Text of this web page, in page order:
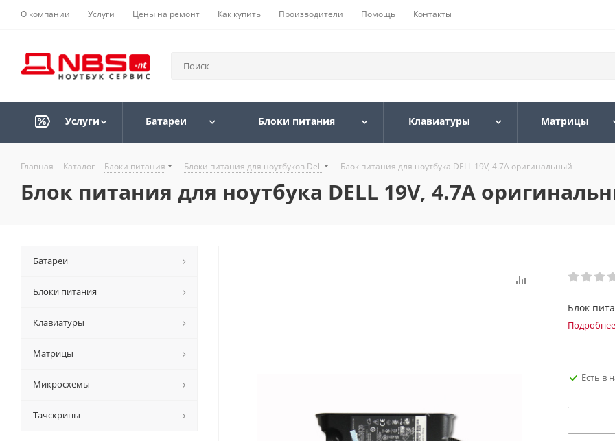
О компании Услуги Цены на ремонт Как купить Производители Помощь Контакты
Услуги Батареи Блоки питания Клавиатуры Матрицы
Главная - Каталог - Блоки питания - Блоки питания для ноутбуков Dell - Блок питания для ноутбука DELL 19V, 4.7A оригинальный
Блок питания для ноутбука DELL 19V, 4.7A
Блок
Подробнее
Есть в
Батареи
Блоки питания
Клавиатуры
Матрицы
Микросхемы
Тачскрины